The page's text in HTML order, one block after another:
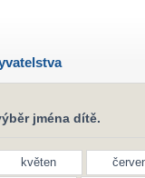
jména dítě.
květen